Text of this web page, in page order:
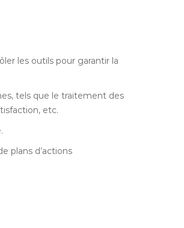
les outils pour garantir la
tels que le traitement des
etc.
plans d’actions